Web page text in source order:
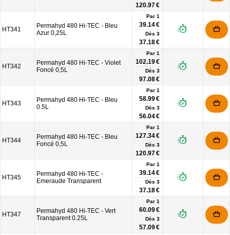
120.97 €
HT341
Permahyd 480 Hi-TEC - Bleu
Azur 0,25L
Par 1
39.14 €
Dès 3
37.18 €
HT342
Permahyd 480 Hi-TEC - Violet
Foncé 0,5L
Par 1
102.19 €
Dès 3
97.08 €
HT343
Permahyd 480 Hi-TEC - Bleu
0.5L
Par 1
58.99 €
Dès 3
56.04 €
HT344
Permahyd 480 Hi-TEC - Bleu
Foncé 0,5L
Par 1
127.34 €
Dès 3
120.97 €
HT345
Permahyd 480 Hi-TEC -
Emeraude Transparent
Par 1
39.14 €
Dès 3
37.18 €
HT347
Permahyd 480 Hi-TEC - Vert
Transparent 0.25L
Par 1
60.09 €
Dès 3
57.09 €